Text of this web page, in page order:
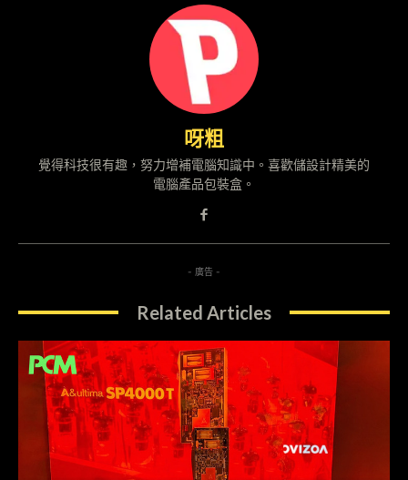
呀粗
覺得科技很有趣，努力增補電腦知識中。喜歡儲設計精美的
電腦產品包裝盒。
- 廣告 -
Related Articles